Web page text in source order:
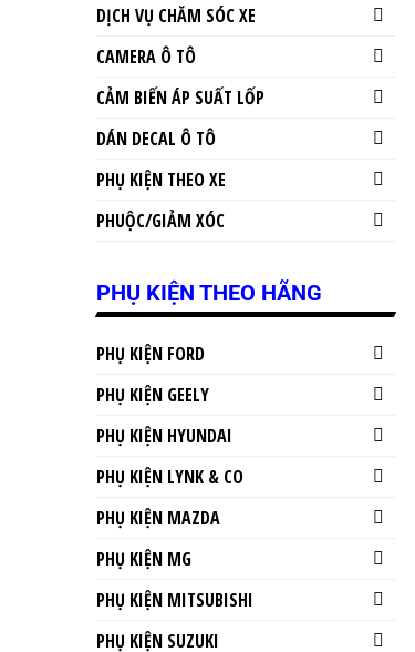
DỊCH VỤ CHĂM SÓC XE
CAMERA Ô TÔ
CẢM BIẾN ÁP SUẤT LỐP
DÁN DECAL Ô TÔ
PHỤ KIỆN THEO XE
PHUỘC/GIẢM XÓC
PHỤ KIỆN THEO HÃNG
PHỤ KIỆN FORD
PHỤ KIỆN GEELY
PHỤ KIỆN HYUNDAI
PHỤ KIỆN LYNK & CO
PHỤ KIỆN MAZDA
PHỤ KIỆN MG
PHỤ KIỆN MITSUBISHI
PHỤ KIỆN SUZUKI